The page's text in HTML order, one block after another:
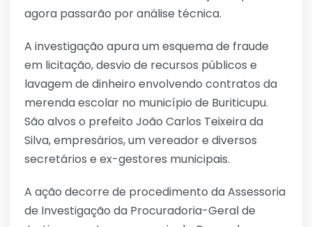
agora passarão por análise técnica.
A investigação apura um esquema de fraude
em licitação, desvio de recursos públicos e
lavagem de dinheiro envolvendo contratos da
merenda escolar no município de Buriticupu.
São alvos o prefeito João Carlos Teixeira da
Silva, empresários, um vereador e diversos
secretários e ex-gestores municipais.
A ação decorre de procedimento da Assessoria
de Investigação da Procuradoria-Geral de